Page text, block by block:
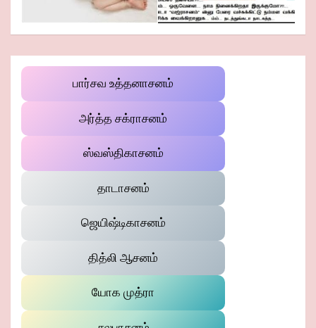
பார்சவ உத்தனாசனம்
அர்த்த சக்ராசனம்
ஸ்வஸ்திகாசனம்
தாடாசனம்
ஜெயிஷ்டிகாசனம்
தித்லி ஆசனம்
யோக முத்ரா